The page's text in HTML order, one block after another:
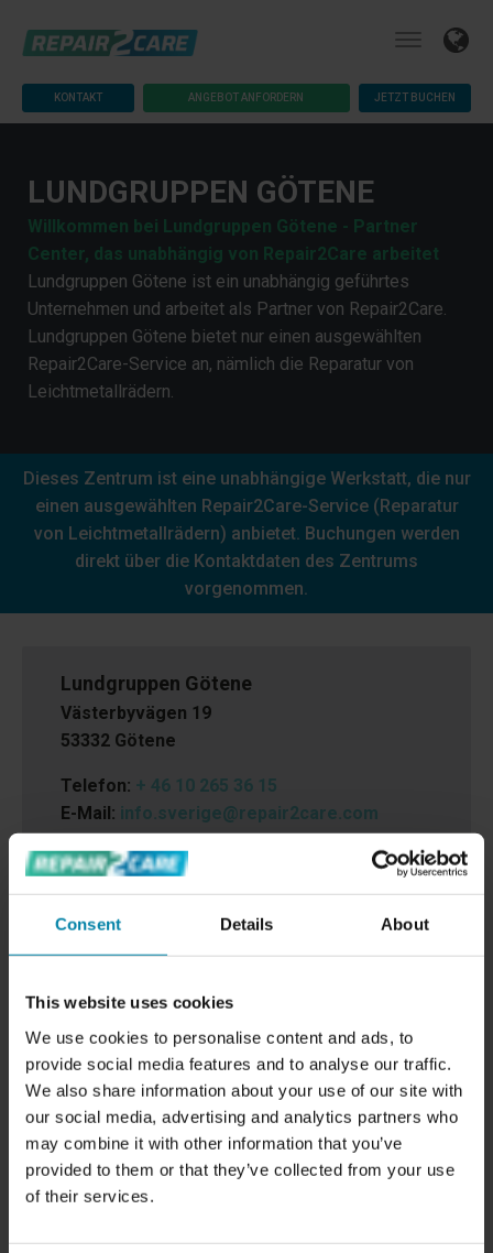
Consent Details About
This website uses cookies
We use cookies to personalise content and ads, to
provide social media features and to analyse our traffic.
We also share information about your use of our site with
our social media, advertising and analytics partners who
may combine it with other information that you’ve
provided to them or that they’ve collected from your use
of their services.
KONTAKT ANGEBOT ANFORDERN JETZT BUCHEN
LUNDGRUPPEN GÖTENE
Willkommen bei Lundgruppen Götene - Partner
Center, das unabhängig von Repair2Care arbeitet
Lundgruppen Götene ist ein unabhängig geführtes
Unternehmen und arbeitet als Partner von Repair2Care.
Lundgruppen Götene bietet nur einen ausgewählten
Repair2Care-Service an, nämlich die Reparatur von
Leichtmetallrädern.
Dieses Zentrum ist eine unabhängige Werkstatt, die nur
einen ausgewählten Repair2Care-Service (Reparatur
von Leichtmetallrädern) anbietet. Buchungen werden
direkt über die Kontaktdaten des Zentrums
vorgenommen.
Lundgruppen Götene
Västerbyvägen 19
53332 Götene
Telefon: + 46 10 265 36 15
E-Mail: info.sverige@repair2care.com
Organisationsnummer:
ÖFFNUNGSZEITEN: